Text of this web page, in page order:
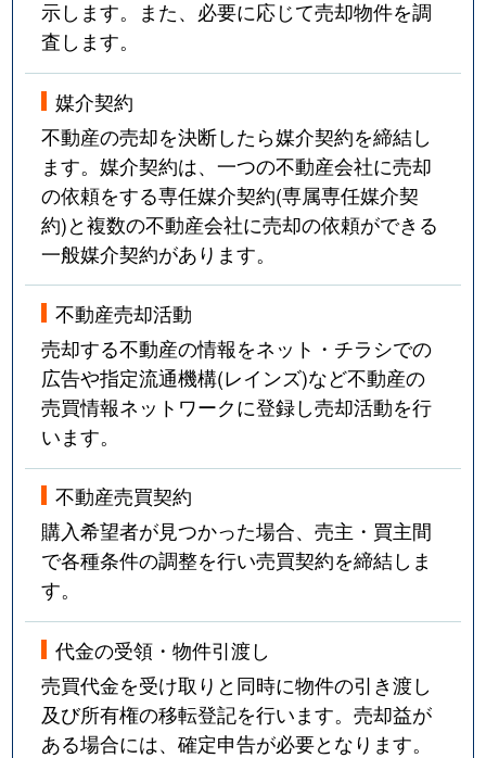
示します。また、必要に応じて売却物件を調
査します。
媒介契約
不動産の売却を決断したら媒介契約を締結し
ます。媒介契約は、一つの不動産会社に売却
の依頼をする専任媒介契約(専属専任媒介契
約)と複数の不動産会社に売却の依頼ができる
一般媒介契約があります。
不動産売却活動
売却する不動産の情報をネット・チラシでの
広告や指定流通機構(レインズ)など不動産の
売買情報ネットワークに登録し売却活動を行
います。
不動産売買契約
購入希望者が見つかった場合、売主・買主間
で各種条件の調整を行い売買契約を締結しま
す。
代金の受領・物件引渡し
売買代金を受け取りと同時に物件の引き渡し
及び所有権の移転登記を行います。売却益が
ある場合には、確定申告が必要となります。